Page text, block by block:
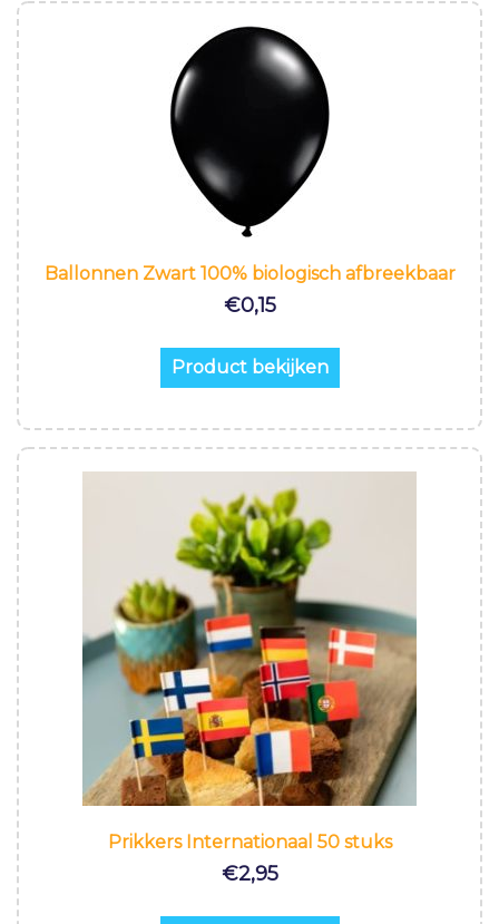
Ballonnen Zwart 100% biologisch afbreekbaar
€0,15
Product bekijken
Prikkers Internationaal 50 stuks
€2,95